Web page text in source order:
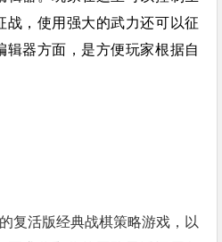
战，使用强大的武力还可以征
辑器方面，是方便玩家根据自
复活版经典战棋策略游戏，以